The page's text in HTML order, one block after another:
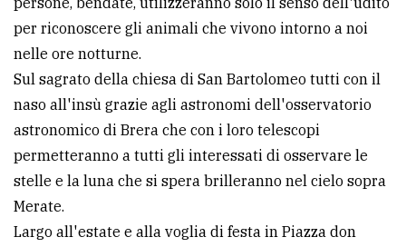
per riconoscere gli animali che vivono intorno a noi
nelle ore notturne.
Sul sagrato della chiesa di San Bartolomeo tutti con il
naso all'insù grazie agli astronomi dell'osservatorio
astronomico di Brera che con i loro telescopi
permetteranno a tutti gli interessati di osservare le
stelle e la luna che si spera brilleranno nel cielo sopra
Merate.
Largo all'estate e alla voglia di festa in Piazza don